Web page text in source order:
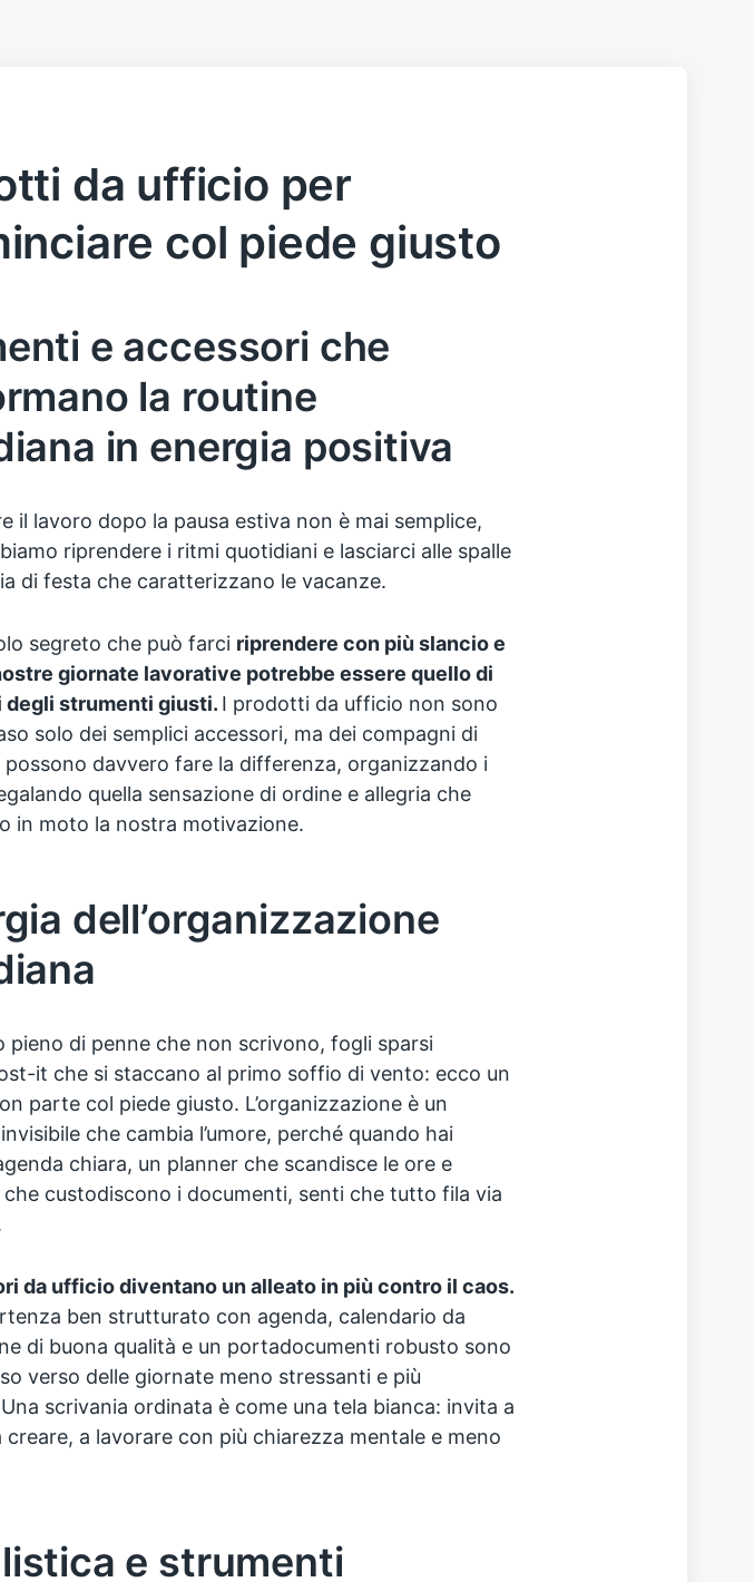
da ufficio per
col piede giusto
e accessori che
la routine
in energia positiva
il lavoro dopo la pausa estiva non è mai semplice,
riprendere i ritmi quotidiani e lasciarci alle spalle
di festa che caratterizzano le vacanze.
segreto che può farci riprendere con più slancio e
giornate lavorative potrebbe essere quello di
degli strumenti giusti. I prodotti da ufficio non sono
solo dei semplici accessori, ma dei compagni di
possono davvero fare la differenza, organizzando i
quella sensazione di ordine e allegria che
in moto la nostra motivazione.
dell’organizzazione
pieno di penne che non scrivono, fogli sparsi
it che si staccano al primo soffio di vento: ecco un
parte col piede giusto. L’organizzazione è un
che cambia l’umore, perché quando hai
chiara, un planner che scandisce le ore e
custodiscono i documenti, senti che tutto fila via
da ufficio diventano un alleato in più contro il caos.
ben strutturato con agenda, calendario da
di buona qualità e un portadocumenti robusto sono
verso delle giornate meno stressanti e più
scrivania ordinata è come una tela bianca: invita a
creare, a lavorare con più chiarezza mentale e meno
e strumenti